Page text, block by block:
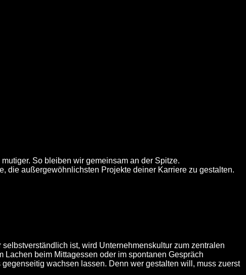
So bleiben wir gemeinsam an der Spitze.
die außergewöhnlichsten Projekte deiner Karriere zu gestalten.
ist, wird Unternehmenskultur zum zentralen
beim Mittagessen oder im spontanen Gespräch
wachsen lassen. Denn wer gestalten will, muss zuerst